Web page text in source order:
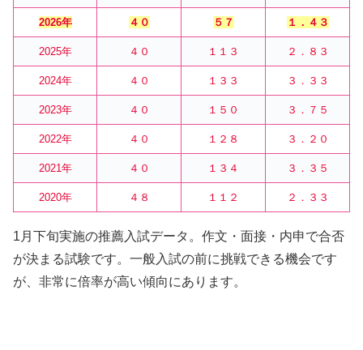
2026年 ４０ ５７ １．４３
2025年 ４０ １１３ ２．８３
2024年 ４０ １３３ ３．３３
2023年 ４０ １５０ ３．７５
2022年 ４０ １２８ ３．２０
2021年 ４０ １３４ ３．３５
2020年 ４８ １１２ ２．３３
1月下旬実施の推薦入試データ。作文・面接・内申で合否
が決まる試験です。一般入試の前に挑戦できる機会です
が、非常に倍率が高い傾向にあります。